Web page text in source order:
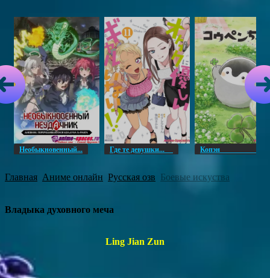
Необыкновенный... Где те девушки... Копэн
Главная Аниме онлайн Русская озв Боевые искуства
Владыка духовного меча
Ling Jian Zun